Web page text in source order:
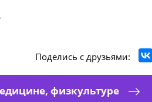
Поделись с друзьями:
физкультуре